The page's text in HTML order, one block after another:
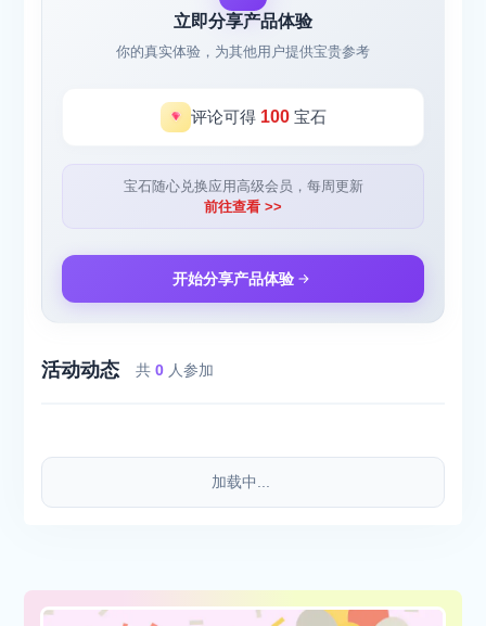
立即分享产品体验
你的真实体验，为其他用户提供宝贵参考
评论可得 100宝石
宝石随心兑换应用高级会员，每周更新
前往查看 >>
开始分享产品体验
活动动态 共0 人参加
加载中...